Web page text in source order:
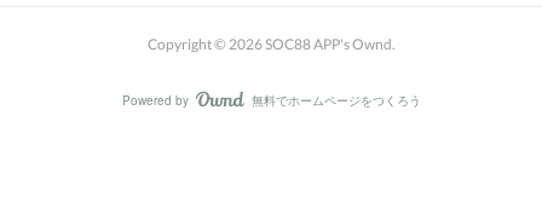
Copyright © 2026SOC88 APP's Ownd.
Powered by AmebaOwnd
無料でホームページをつくろう